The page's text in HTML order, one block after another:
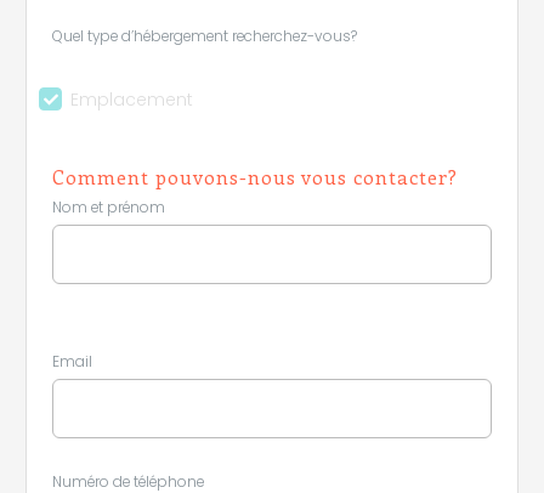
Quel type d’hébergement recherchez-vous?
Emplacement
Comment pouvons-nous vous contacter?
Nom et prénom
Email
Numéro de téléphone